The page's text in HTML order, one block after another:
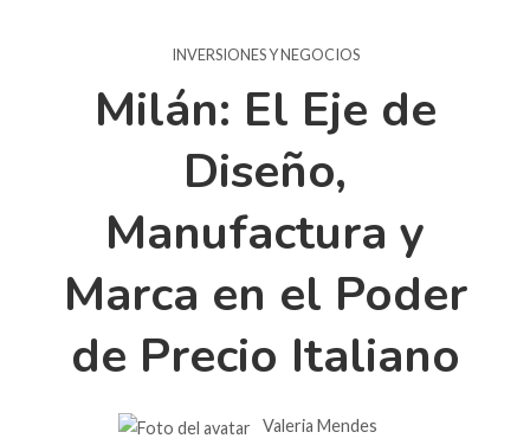
INVERSIONES Y NEGOCIOS
Milán: El Eje de
Diseño,
Manufactura y
Marca en el Poder
de Precio Italiano
Valeria Mendes